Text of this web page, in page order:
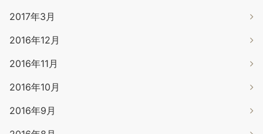
2017年3月
2016年12月
2016年11月
2016年10月
2016年9月